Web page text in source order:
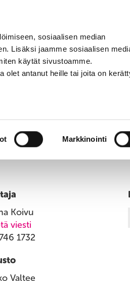
sosiaalisen median
Lisäksi jaamme sosiaalisen
käytät sivustoamme.
olet antanut heille tai joita on
Markkinointi
HAE
Koivu
viesti
1732
Valtee